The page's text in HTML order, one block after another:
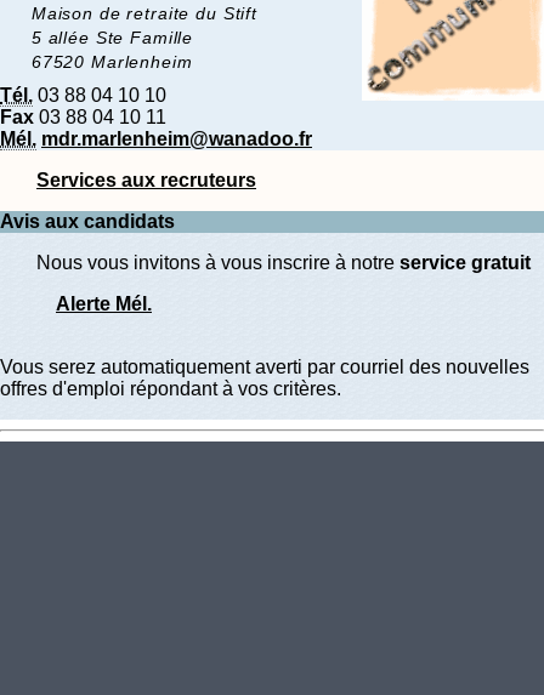
Maison de retraite du Stift
5 allée Ste Famille
67520 Marlenheim
Tél. 03 88 04 10 10
Fax 03 88 04 10 11
Mél. mdr.marlenheim@wanadoo.fr
Services aux recruteurs
Avis aux candidats
Nous vous invitons à vous inscrire à notre service gratuit
Alerte Mél.
Vous serez automatiquement averti par courriel des nouvelles
offres d'emploi répondant à vos critères.